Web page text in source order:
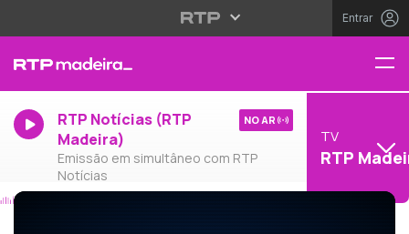
Entrar
RTP Notícias (RTP
Madeira)
Emissão em simultâneo com RTP
Notícias
NO AR
TV
RTP